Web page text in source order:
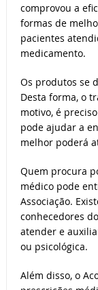
comprovou a
formas de
pacientes
medicamento.
Os produtos se
Desta forma, o
motivo, é
pode ajudar a
melhor poderá
Quem procura
médico pode
Associação.
conhecedores
atender e
ou psicológica.
Além disso, o